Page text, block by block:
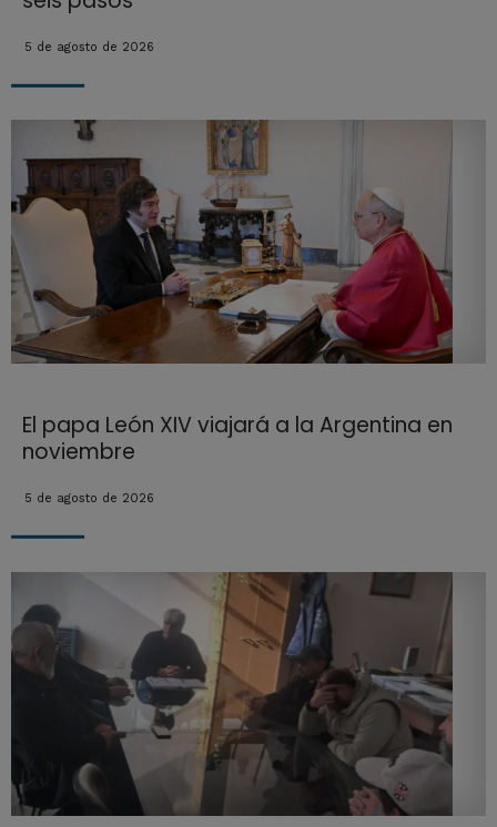
5 de agosto de 2026
El papa León XIV viajará a la Argentina en
noviembre
5 de agosto de 2026